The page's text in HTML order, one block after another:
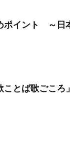
ポイント ～日
ことば歌ごこ